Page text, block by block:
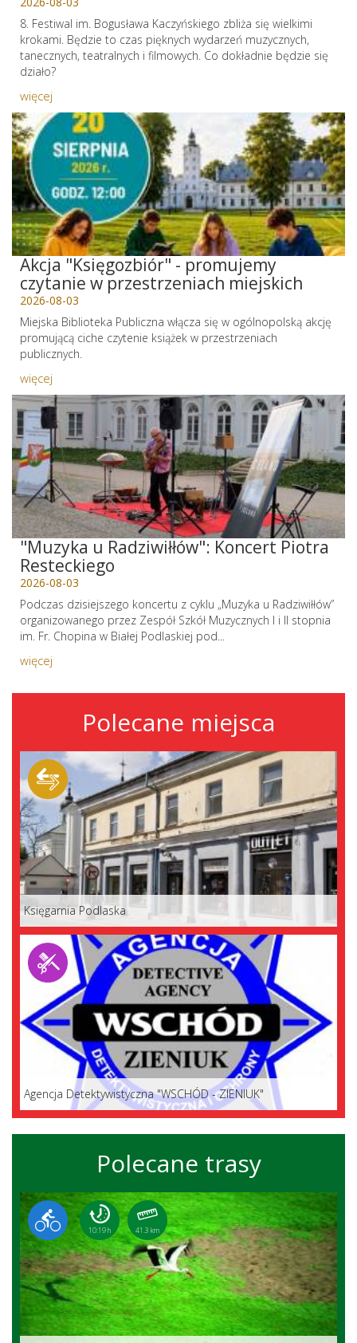
8. Festiwal im. Bogusława Kaczyńskiego zbliża się wielkimi
krokami. Będzie to czas pięknych wydarzeń muzycznych,
tanecznych, teatralnych i filmowych. Co dokładnie będzie się
działo?
więcej
Akcja "Księgozbiór" - promujemy
czytanie w przestrzeniach miejskich
2026-08-03
Miejska Biblioteka Publiczna włącza się w ogólnopolską akcję
promującą ciche czytenie książek w przestrzeniach
publicznych.
więcej
"Muzyka u Radziwiłłów": Koncert Piotra
Resteckiego
2026-08-03
Podczas dzisiejszego koncertu z cyklu „Muzyka u Radziwiłłów”
organizowanego przez Zespół Szkół Muzycznych I i II stopnia
im. Fr. Chopina w Białej Podlaskiej pod...
więcej
Polecane miejsca
Księgarnia Podlaska
Agencja Detektywistyczna "WSCHÓD - ZIENIUK"
Polecane trasy
10:19 h 41.3 km